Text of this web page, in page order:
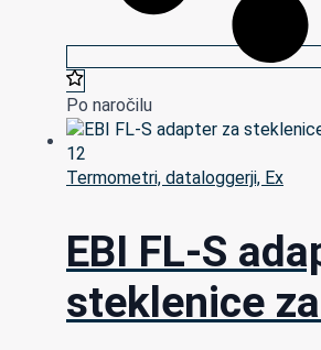
Po naročilu
Termometri, dataloggerji, Ex
EBI FL-S
steklenice